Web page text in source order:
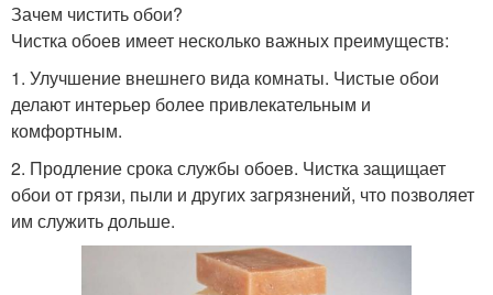
Зачем чистить обои?
Чистка обоев имеет несколько важных преимуществ:
1. Улучшение внешнего вида комнаты. Чистые обои
делают интерьер более привлекательным и
комфортным.
2. Продление срока службы обоев. Чистка защищает
обои от грязи, пыли и других загрязнений, что позволяет
им служить дольше.